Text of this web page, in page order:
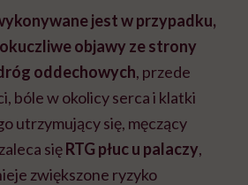
jest w przypadku,
objawy ze strony
oddechowych, przede
bóle w okolicy serca i klatki
utrzymujący się, męczący
sięRTG płuc u palaczy,
zwiększone ryzyko